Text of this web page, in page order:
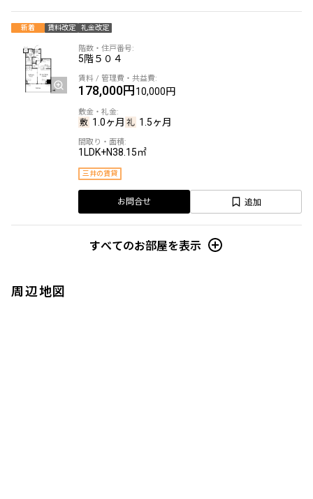
新着 賃料改定 礼金改定
5階５０４
178,000円10,000円
1.0ヶ月 1.5ヶ月
1LDK+N38.15㎡
三井の賃貸
お問合せ 追加
すべてのお部屋を表示
周辺地図